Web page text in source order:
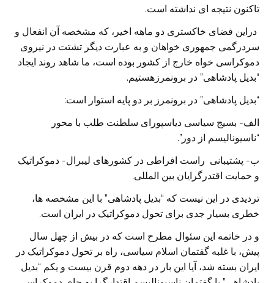
تاکنون نتیجه ای نداشته است.
دراین فضای خاکستری دو ماهه اخیر، که مشخصه آن انفعال و
سردرگمی جمهوری خواهان و به عبارت دیگر تشتت در نیروی
دموکراسی خواه خارج از کشور بوده است، ما شاهد روند ایجاد
“بدیل پادشاهی” در برونمرزهستیم.
“بدیل پادشاهی” در برونمرز بر دو پایه استوار است:
الف- بسیج سیاسی دیاسپورای سلطنت طلب با محور
“ناسیونالیسم از دور”.
ب- پشتیبانی راست افراطی در کشورهای لیبرال- دموکراتیک
و حمایت اقتدرگرایان بین المللی.
تردیدی در این نیست که “بدیل پادشاهی” با این مشخصه ها،
خطری بسیار جدی برای تحول دموکراتیک در ایران است.
و در خاتمه این سئوال مطرح است که در بیش از چهل سال
پیش، با غلبه گفتمان اسلام سیاسی، راه بر تحول دموکراتیک در
ایران بسته شد، آیا این بار در دهه دوم قرن بیست و یکم “بدیل